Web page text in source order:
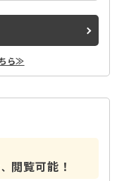
ら≫
閲覧可能！